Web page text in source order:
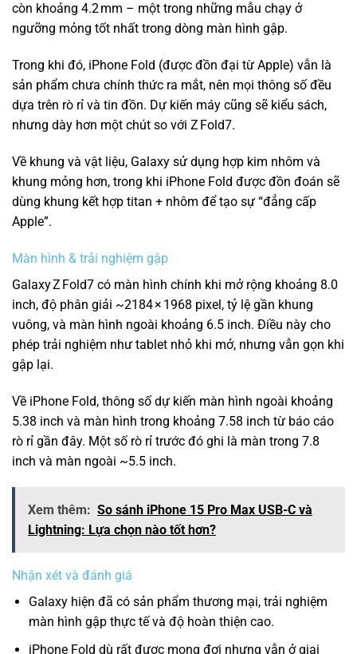
còn khoảng 4.2 mm – một trong những mẫu chạy ở
ngưỡng mỏng tốt nhất trong dòng màn hình gập.
Trong khi đó, iPhone Fold (được đồn đại từ Apple) vẫn là
sản phẩm chưa chính thức ra mắt, nên mọi thông số đều
dựa trên rò rỉ và tin đồn. Dự kiến máy cũng sẽ kiểu sách,
nhưng dày hơn một chút so với Z Fold7.
Về khung và vật liệu, Galaxy sử dụng hợp kim nhôm và
khung mỏng hơn, trong khi iPhone Fold được đồn đoán sẽ
dùng khung kết hợp titan + nhôm để tạo sự “đẳng cấp
Apple”.
Màn hình & trải nghiệm gập
Galaxy Z Fold7 có màn hình chính khi mở rộng khoảng 8.0
inch, độ phân giải ~2184 × 1968 pixel, tỷ lệ gần khung
vuông, và màn hình ngoài khoảng 6.5 inch. Điều này cho
phép trải nghiệm như tablet nhỏ khi mở, nhưng vẫn gọn khi
gập lại.
Về iPhone Fold, thông số dự kiến màn hình ngoài khoảng
5.38 inch và màn hình trong khoảng 7.58 inch từ báo cáo
rò rỉ gần đây. Một số rò rỉ trước đó ghi là màn trong 7.8
inch và màn ngoài ~5.5 inch.
Xem thêm: So sánh iPhone 15 Pro Max USB-C và
Lightning: Lựa chọn nào tốt hơn?
Nhận xét và đánh giá
Galaxy hiện đã có sản phẩm thương mại, trải nghiệm
màn hình gập thực tế và độ hoàn thiện cao.
iPhone Fold dù rất được mong đợi nhưng vẫn ở giai